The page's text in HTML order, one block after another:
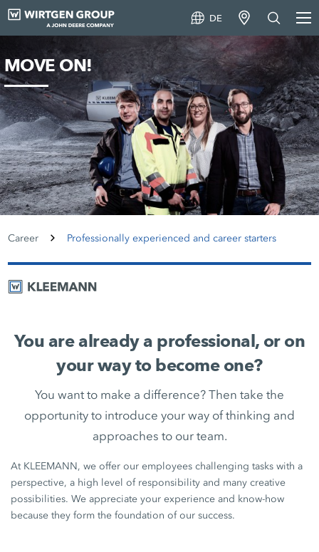
DE
MOVE ON!
Career Professionally experienced and career starters
You are already a professional, or on
your way to become one?
You want to make a difference? Then take the
opportunity to introduce your way of thinking and
approaches to our team.
At KLEEMANN, we offer our employees challenging tasks with a
perspective, a high level of responsibility and many creative
possibilities. We appreciate your experience and know-how
because they form the foundation of our success.